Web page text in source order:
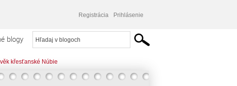
Registrácia Prihlásenie
blogy
křesťanské Núbie